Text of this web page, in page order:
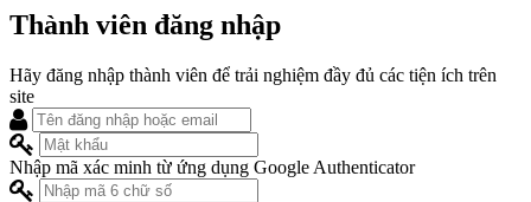
Thành viên đăng nhập
Hãy đăng nhập thành viên để trải nghiệm đầy đủ các tiện ích trên
site
Nhập mã xác minh từ ứng dụng Google Authenticator